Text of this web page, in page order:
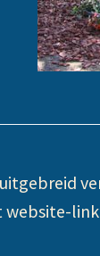
website-